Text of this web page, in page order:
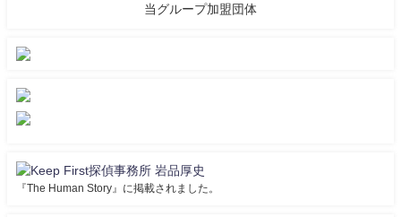
当グループ加盟団体
『The Human Story』に掲載されました。